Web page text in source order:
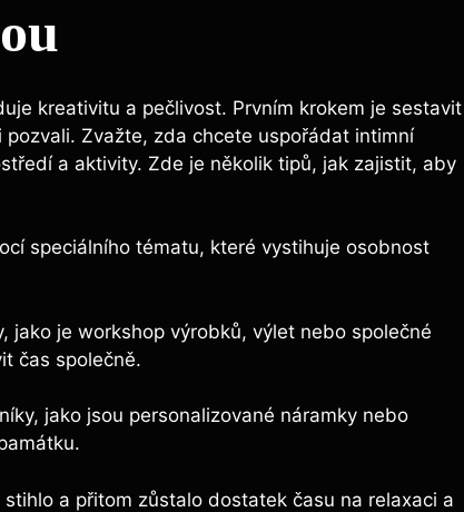
kreativitu a pečlivost. Prvním krokem je sestavit
Zvažte, zda chcete uspořádat intimní
a aktivity. Zde ‌je několik tipů, jak ⁢zajistit,‌ aby
speciálního tématu, které vystihuje osobnost
jako ​je‌ workshop výrobků, výlet nebo⁤ společné⁤
čas​ společně.
jako jsou personalizované náramky nebo
​a přitom ⁣zůstalo dostatek času‍ na relaxaci a